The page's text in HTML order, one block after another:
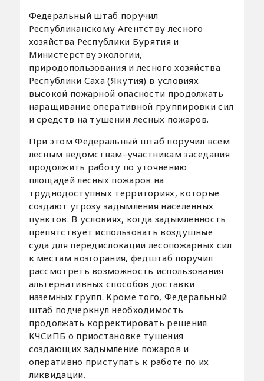
Федеральный штаб поручил
Республиканскому Агентству лесного
хозяйства Республики Бурятия и
Министерству экологии,
природопользования и лесного хозяйства
Республики Саха (Якутия) в условиях
высокой пожарной опасности продолжать
наращивание оперативной группировки сил
и средств на тушении лесных пожаров.
При этом Федеральный штаб поручил всем
лесным ведомствам–участникам заседания
продолжить работу по уточнению
площадей лесных пожаров на
труднодоступных территориях, которые
создают угрозу задымления населенных
пунктов. В условиях, когда задымленность
препятствует использовать воздушные
суда для передислокации лесопожарных сил
к местам возгорания, федштаб поручил
рассмотреть возможность использования
альтернативных способов доставки
наземных групп. Кроме того, Федеральный
штаб подчеркнул необходимость
продолжать корректировать решения
КЧСиПБ о приостановке тушения
создающих задымление пожаров и
оперативно приступать к работе по их
ликвидации.